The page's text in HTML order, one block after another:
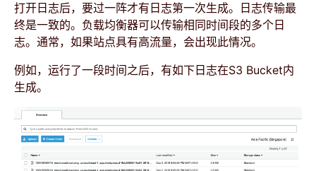
打开日志后，要过一阵才有日志第一次生成。日志传输最
终是一致的。负载均衡器可以传输相同时间段的多个日
志。通常，如果站点具有高流量，会出现此情况。
例如，运行了一段时间之后，有如下日志在S3 Bucket内
生成。